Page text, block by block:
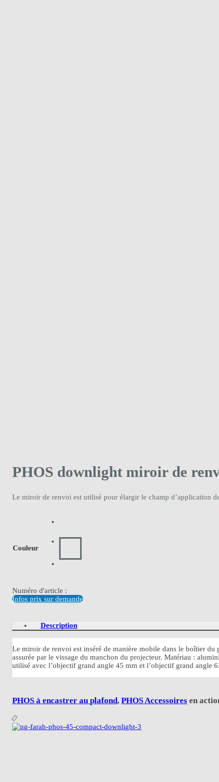
PHOS downlight miroir de
Le miroir de renvoi est utilisé pour élargir le champ d’application
Couleur
Numéro d'article :
Infos prix sur demande
Description
Le miroir de renvoi est inséré de manière mobile dans le boîtier
assurée par le vissage du manchon du projecteur. Matériau :
utilisé avec l’objectif grand angle 45 mm et l’objectif grand angle
PHOS à encastrer au plafond,PHOS Accessoires en